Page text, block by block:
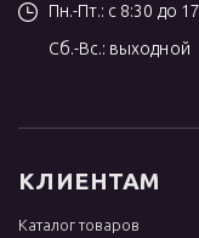
Пн.-Пт.: с 8:30 до
Сб.-Вс.: выходной
КЛИЕНТАМ
Каталог товаров